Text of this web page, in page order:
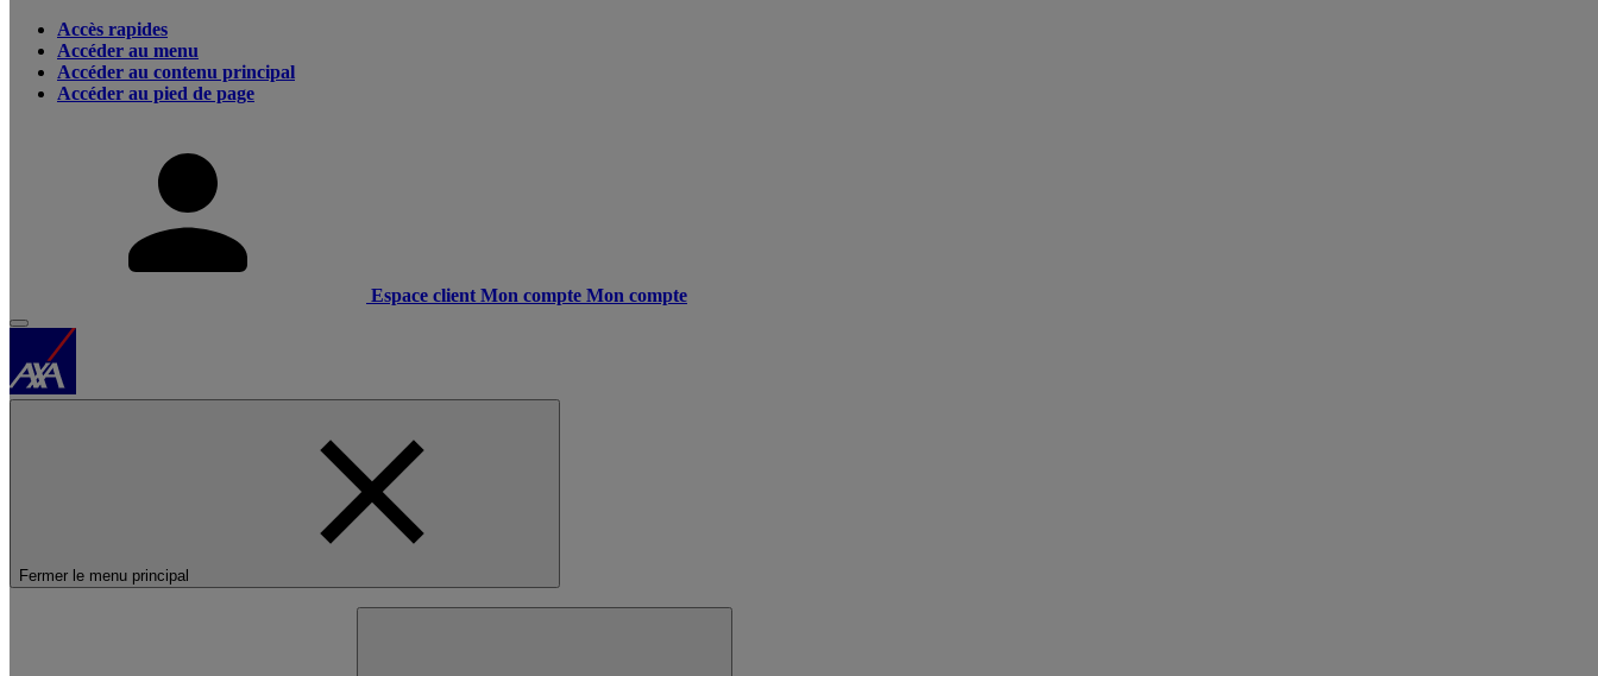
Accès rapides
Accéder au menu
Accéder au contenu principal
Accéder au pied de page
Espace client Mon compte Mon compte
Fermer le menu principal